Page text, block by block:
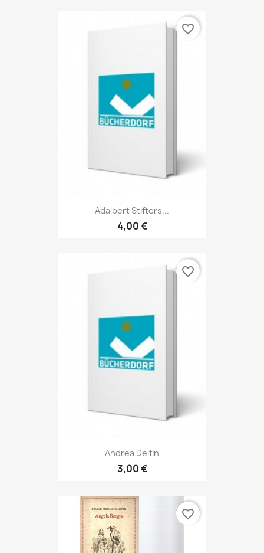
Adalbert Stifters...
4,00 €
favorite_border
Andrea Delfin
3,00 €
favorite_border
favorite_border